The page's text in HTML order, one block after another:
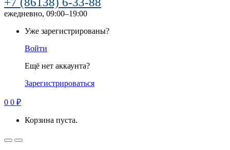
ежедневно, 09:00–19:00
Уже зарегистрированы?
Войти
Ещё нет аккаунта?
Зарегистрироваться
0 0 ₽
Корзина пуста.